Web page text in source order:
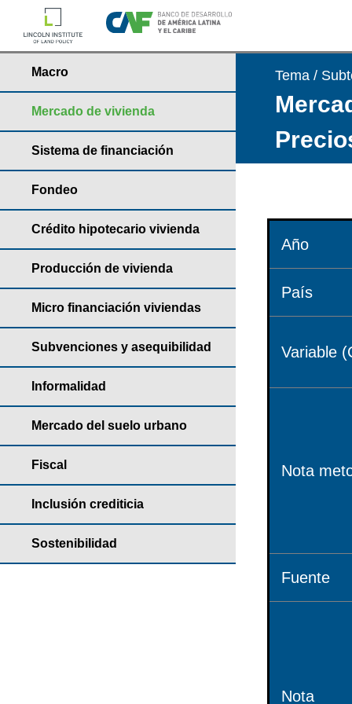
Macro
Mercado de vivienda
Sistema de financiación
Fondeo
Crédito hipotecario vivienda
Producción de vivienda
Micro financiación viviendas
Subvenciones y asequibilidad
Informalidad
Mercado del suelo urbano
Fiscal
Inclusión crediticia
Sostenibilidad
Tema /
Año
País
Variable
Nota
Fuente
Nota